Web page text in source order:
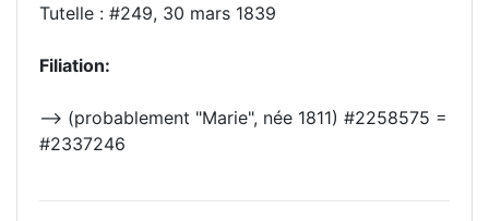
Tutelle : #249, 30 mars 1839
Filiation:
--> (probablement "Marie", née 1811) #2258575 =
#2337246